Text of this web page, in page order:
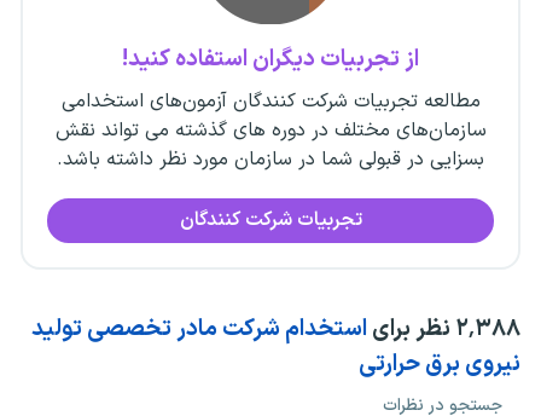
از تجربیات دیگران استفاده کنید!
مطالعه تجربیات شرکت کنندگان آزمون‌های استخدامی
سازمان‌های مختلف در دوره های گذشته می تواند نقش
بسزایی در قبولی شما در سازمان مورد نظر داشته باشد.
تجربیات شرکت کنندگان
۲٬۳۸۸ نظر برای استخدام شرکت مادر تخصصی تولید
نیروی برق حرارتی
جستجو در نظرات